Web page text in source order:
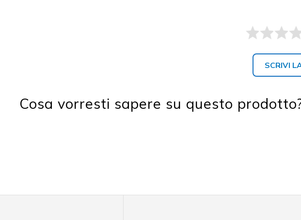
SCRIVI
Cosa vorresti sapere su questo